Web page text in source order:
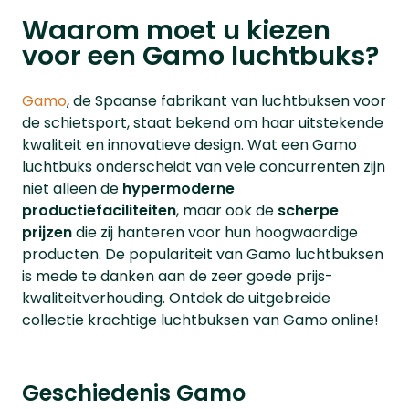
Waarom moet u kiezen
voor een Gamo luchtbuks?
Gamo, de Spaanse fabrikant van luchtbuksen voor
de schietsport, staat bekend om haar uitstekende
kwaliteit en innovatieve design. Wat een Gamo
luchtbuks onderscheidt van vele concurrenten zijn
niet alleen de hypermoderne
productiefaciliteiten, maar ook de scherpe
prijzendie zij hanteren voor hun hoogwaardige
producten. De populariteit van Gamo luchtbuksen
is mede te danken aan de zeer goede prijs-
kwaliteitverhouding. Ontdek de uitgebreide
collectie krachtige luchtbuksen van Gamo online!
Geschiedenis Gamo